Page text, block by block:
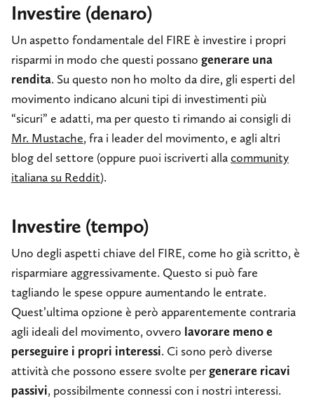
Investire (denaro)
Un aspetto fondamentale del FIRE è investire i propri
risparmi in modo che questi possano generare una
rendita. Su questo non ho molto da dire, gli esperti del
movimento indicano alcuni tipi di investimenti più
“sicuri” e adatti, ma per questo ti rimando ai consigli di
Mr. Mustache, fra i leader del movimento, e agli altri
blog del settore (oppure puoi iscriverti allacommunity
italiana su Reddit).
Investire (tempo)
Uno degli aspetti chiave del FIRE, come ho già scritto, è
risparmiare aggressivamente. Questo si può fare
tagliando le spese oppure aumentando le entrate.
Quest’ultima opzione è però apparentemente contraria
agli ideali del movimento, ovvero lavorare meno e
perseguire i propri interessi. Ci sono però diverse
attività che possono essere svolte pergenerare ricavi
passivi, possibilmente connessi con i nostri interessi.